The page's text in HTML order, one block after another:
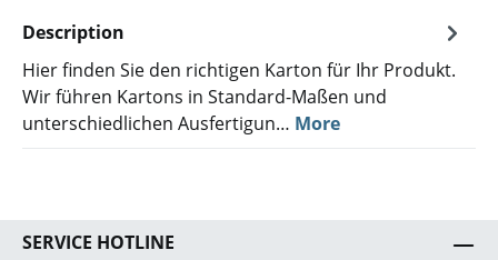
Description
Hier finden Sie den richtigen Karton für Ihr Produkt.
Wir führen Kartons in Standard-Maßen und
unterschiedlichen Ausfertigun… More
SERVICE HOTLINE